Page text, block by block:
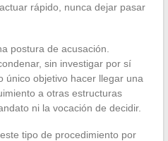
rápido, nunca dejar pasar
postura de acusación.
sin investigar por sí
único objetivo hacer llegar una
a otras estructuras
ni la vocación de decidir.
tipo de procedimiento por